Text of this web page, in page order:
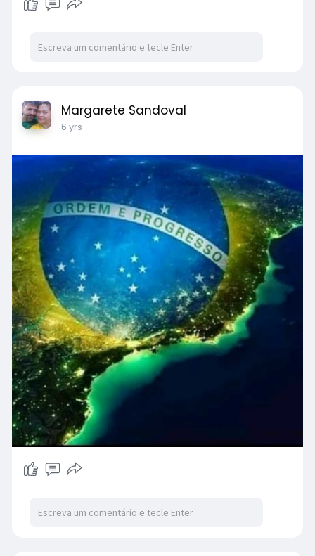
Margarete Sandoval
6 yrs